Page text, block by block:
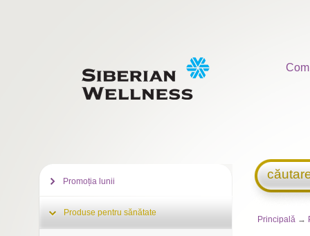
Principală →
Promoția lunii
Produse pentru sănătate